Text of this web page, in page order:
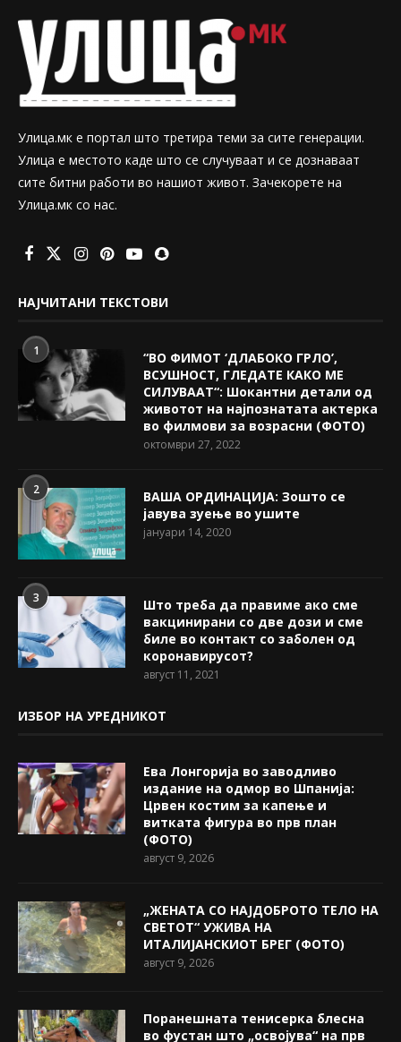
Улица.мк е портал што третира теми за сите генерации.
Улица е местото каде што се случуваат и се дознаваат
сите битни работи во нашиот живот. Зачекорете на
Улица.мк со нас.
НАЈЧИТАНИ ТЕКСТОВИ
1
“ВО ФИМОТ ‘ДЛАБОКО ГРЛО’,
ВСУШНОСТ, ГЛЕДАТЕ КАКО МЕ
СИЛУВААТ“: Шокантни детали од
животот на најпознатата актерка
во филмови за возрасни (ФОТО)
октомври 27, 2022
2
ВАША ОРДИНАЦИЈА: Зошто се
јавува зуење во ушите
јануари 14, 2020
3
Што треба да правиме ако сме
вакцинирани со две дози и сме
биле во контакт со заболен од
коронавирусот?
август 11, 2021
ИЗБОР НА УРЕДНИКОТ
Ева Лонгорија во заводливо
издание на одмор во Шпанија:
Црвен костим за капење и
витката фигура во прв план
(ФОТО)
август 9, 2026
„ЖЕНАТА СО НАЈДОБРОТО ТЕЛО НА
СВЕТОТ“ УЖИВА НА
ИТАЛИЈАНСКИОТ БРЕГ (ФОТО)
август 9, 2026
Поранешната тенисерка блесна
во фустан што „освојува“ на прв